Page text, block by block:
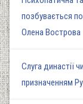
позбувається
Олена Вострова
Слуга династії
призначенням